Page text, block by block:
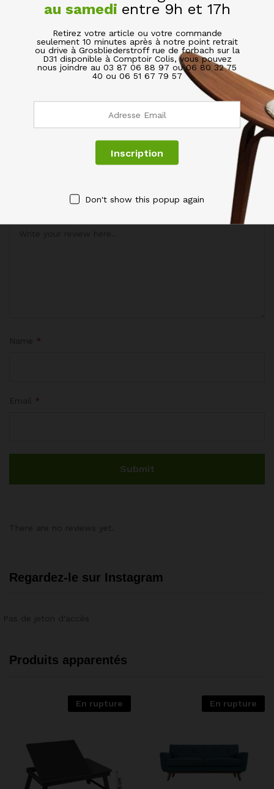
Dimensions
95 × 45 × 15 cm
BE THE FIRST TO REVIEW “CHAISE DE DÉTENTE
NOIR FAUTEUIL PLIABLE SIMILI”
Votre adresse de messagerie ne sera pas publiée.
champs obligatoires sont indiqués avec*
Votre évaluation de ce produit
*
*
Regardez-le sur Instagram
Produits apparentés
En rupture En rupture
au samedi entre 9h et 17h
Retirez votre article ou votre commande
seulement 10 minutes après à notre point retrait
ou drive à Grosbliederstroff rue de forbach sur la
D31 disponible à Comptoir Colis, vous pouvez
nous joindre au 03 87 06 88 97 ou 06 80 32 75
40 ou 06 51 67 79 57
Don't show this popup again